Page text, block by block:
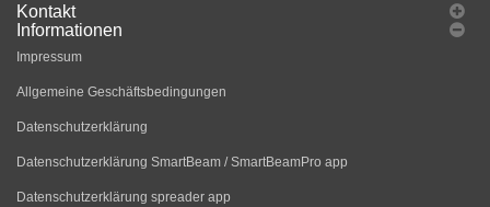
Kontakt
Informationen
Impressum
Allgemeine Geschäftsbedingungen
Datenschutzerklärung
Datenschutzerklärung SmartBeam / SmartBeamPro app
Datenschutzerklärung spreader app